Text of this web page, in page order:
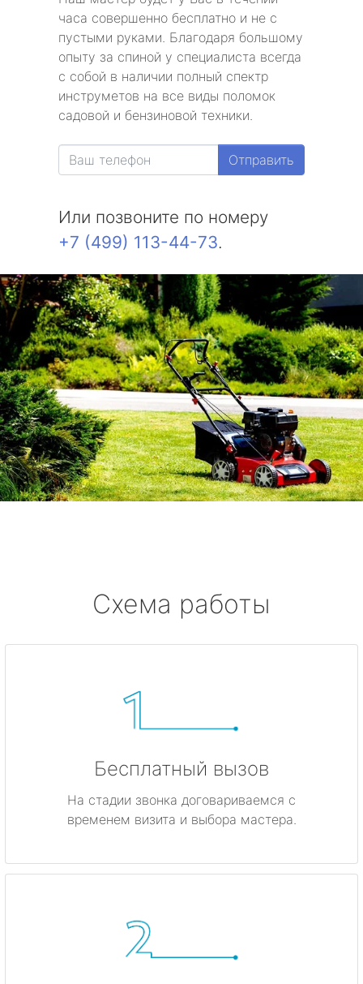
часа совершенно бесплатно и не с
пустыми руками. Благодаря большому
опыту за спиной у специалиста всегда
с собой в наличии полный спектр
инструметов на все виды поломок
садовой и бензиновой техники.
Отправить
Или позвоните по номеру
+7 (499) 113-44-73.
Схема работы
Бесплатный вызов
На стадии звонка договариваемся с
временем визита и выбора мастера.